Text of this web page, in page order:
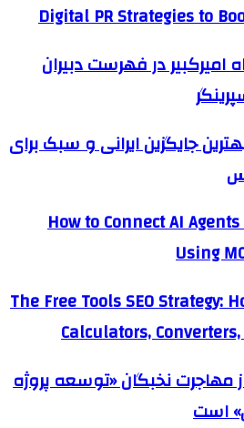
امیرکبیر در فهرست دبیران
جایگزین ایرانی و سبک برای
How to Connect AI
Using
The Free Tools SEO Strategy:
Calculators,
مهاجرت نخبگان «توسعه پروژه
است